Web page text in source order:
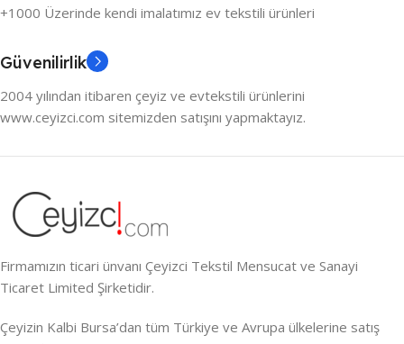
+1000 Üzerinde kendi imalatımız ev tekstili ürünleri
Güvenilirlik
2004 yılından itibaren çeyiz ve evtekstili ürünlerini
www.ceyizci.com sitemizden satışını yapmaktayız.
Firmamızın ticari ünvanı Çeyizci Tekstil Mensucat ve Sanayi
Ticaret Limited Şirketidir.
Çeyizin Kalbi Bursa’dan tüm Türkiye ve Avrupa ülkelerine satış